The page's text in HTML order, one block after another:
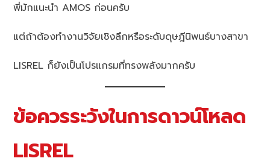
พี่มักแนะนำ AMOS ก่อนครับ
แต่ถ้าต้องทำงานวิจัยเชิงลึกหรือระดับดุษฎีนิพนธ์บางสาขา
LISREL ก็ยังเป็นโปรแกรมที่ทรงพลังมากครับ
ข้อควรระวังในการดาวน์โหลด
LISREL